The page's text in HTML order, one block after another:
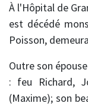
À l'Hôpital de
est décédé
Poisson,
Outre son
: feu Richard,
(Maxime); son